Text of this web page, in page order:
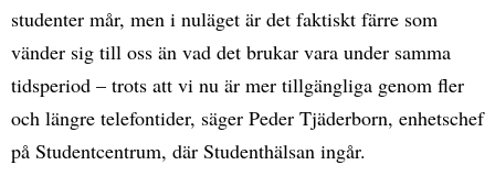
studenter mår, men i nuläget är det faktiskt färre som
vänder sig till oss än vad det brukar vara under samma
tidsperiod – trots att vi nu är mer tillgängliga genom fler
och längre telefontider, säger Peder Tjäderborn, enhetschef
på Studentcentrum, där Studenthälsan ingår.